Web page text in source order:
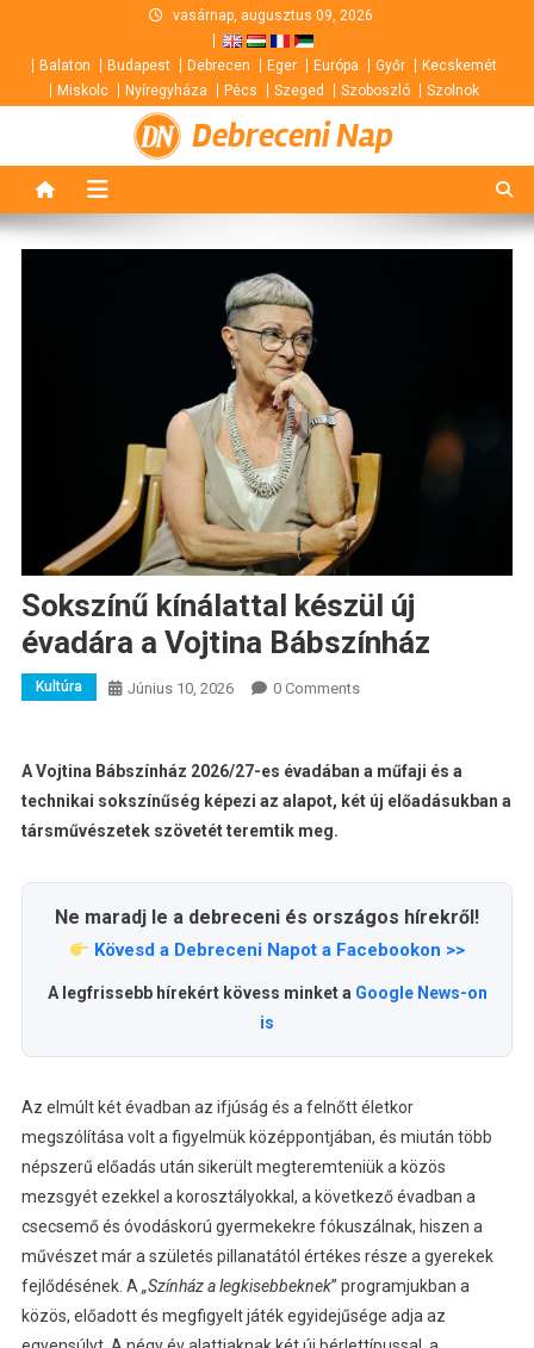
content
vasárnap, augusztus 09, 2026
Balaton Budapest Debrecen Eger Európa Győr
Kecskemét
Miskolc
Nyíregyháza Pécs Szeged Szoboszló Szolnok
Debreceni Nap
Sokszínű kínálattal készül új
évadára a Vojtina Bábszínház
Kultúra Június 10, 2026 0 Comments
A Vojtina Bábszínház 2026/27-es évadában a műfaji és a
technikai sokszínűség képezi az alapot, két új előadásukban a
társművészetek szövetét teremtik meg.
Ne maradj le a debreceni és országos hírekről!
Kövesd a Debreceni Napot a Facebookon >>
A legfrissebb hírekért kövess minket a Google News-on
is
Az elmúlt két évadban az ifjúság és a felnőtt életkor
megszólítása volt a figyelmük középpontjában, és miután több
népszerű előadás után sikerült megteremteniük a közös
mezsgyét ezekkel a korosztályokkal, a következő évadban a
csecsemő és óvodáskorú gyermekekre fókuszálnak, hiszen a
művészet már a születés pillanatától értékes része a gyerekek
fejlődésének. A„Színház a legkisebbeknek” programjukban a
közös, előadott és megfigyelt játék egyidejűsége adja az